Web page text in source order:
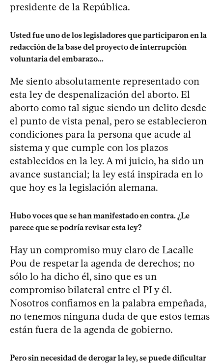
presidente de la República.
Usted fue uno de los legisladores que participaron en la
redacción de la base del proyecto de interrupción
voluntaria del embarazo...
Me siento absolutamente representado con
esta ley de despenalización del aborto. El
aborto como tal sigue siendo un delito desde
el punto de vista penal, pero se establecieron
condiciones para la persona que acude al
sistema y que cumple con los plazos
establecidos en la ley. A mi juicio, ha sido un
avance sustancial; la ley está inspirada en lo
que hoy es la legislación alemana.
Hubo voces que se han manifestado en contra. ¿Le
parece que se podría revisar esta ley?
Hay un compromiso muy claro de Lacalle
Pou de respetar la agenda de derechos; no
sólo lo ha dicho él, sino que es un
compromiso bilateral entre el PI y él.
Nosotros confiamos en la palabra empeñada,
no tenemos ninguna duda de que estos temas
están fuera de la agenda de gobierno.
Pero sin necesidad de derogar la ley, se puede dificultar